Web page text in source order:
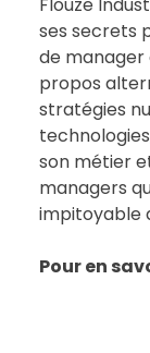
ses secrets
de manager
propos
stratégies
son métier
managers
impitoyable
Pour en